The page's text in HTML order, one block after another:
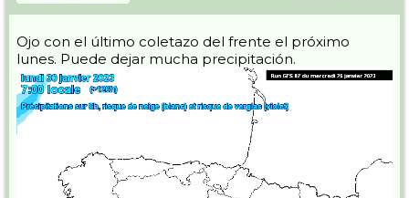
Ojo con el último coletazo del frente el próximo
lunes. Puede dejar mucha precipitación.